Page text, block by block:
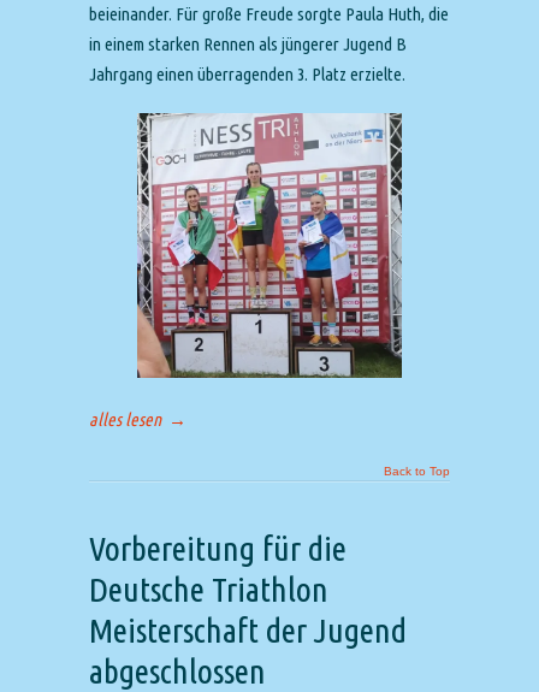
beieinander. Für große Freude sorgte Paula Huth, die
in einem starken Rennen als jüngerer Jugend B
Jahrgang einen überragenden 3. Platz erzielte.
alles lesen →
Back to Top
Vorbereitung für die
Deutsche Triathlon
Meisterschaft der Jugend
abgeschlossen